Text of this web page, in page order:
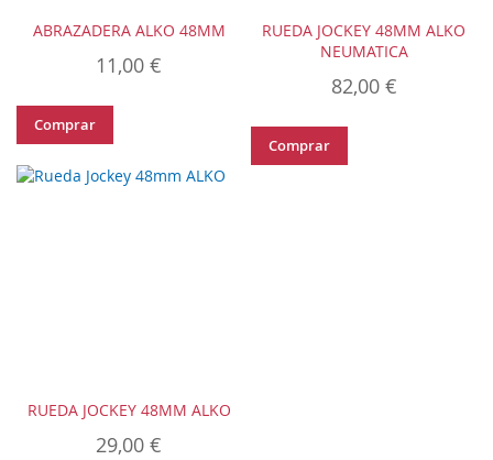
ABRAZADERA ALKO 48MM
11,00 €
Comprar
RUEDA JOCKEY 48MM ALKO
NEUMATICA
82,00 €
Comprar
RUEDA JOCKEY 48MM ALKO
29,00 €